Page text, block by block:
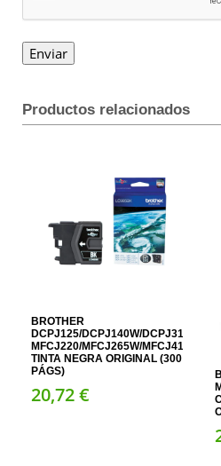
Productos relacionados
BROTHER
DCPJ125/DCPJ140W/DCPJ315W/
MFCJ220/MFCJ265W/MFCJ410/
TINTA NEGRA ORIGINAL (300
PÁGS)
20,72 €